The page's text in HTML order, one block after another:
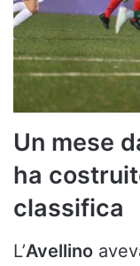
Un mese
ha
classifica
L’Avellino